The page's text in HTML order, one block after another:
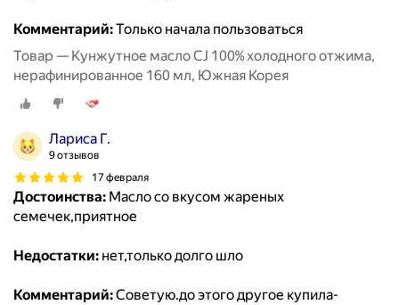
Комментарий:Только начала пользоваться
Товар — Кунжутное масло CJ 100% холодного отжима,
нерафинированное 160 мл, Южная Корея
Лариса Г.
9 отзывов
17 февраля
Достоинства: Масло со вкусом жареных
семечек,приятное
Недостатки: нет,только долго шло
Комментарий:Советую.до этого другое купила-